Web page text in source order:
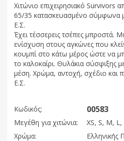
Χιτώνιο επιχειρησιακό Survivors
65/35 κατασκευασμένο σύμφωνα
Ε.Σ.
Έχει τέσσερεις τσέπες μπροστά.
ενίσχυση στους αγκώνες που
κουμπί στο κάτω μέρος ώστε να
το καλοκαίρι. Θυλάκια σύσφιξης
μέση. Χρώμα, αντοχή, σχέδιο και
Ε.Σ.
Κωδικός: 00583
Μεγέθη για χιτώνια:
XS, S, M, L,
Χρώμα:
Ελληνικής